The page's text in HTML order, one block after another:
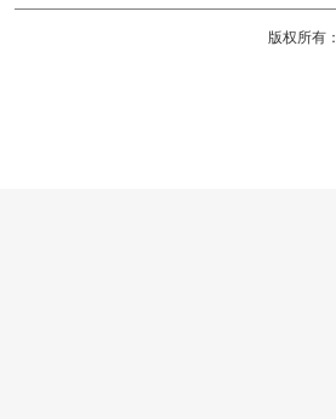
版权所有：